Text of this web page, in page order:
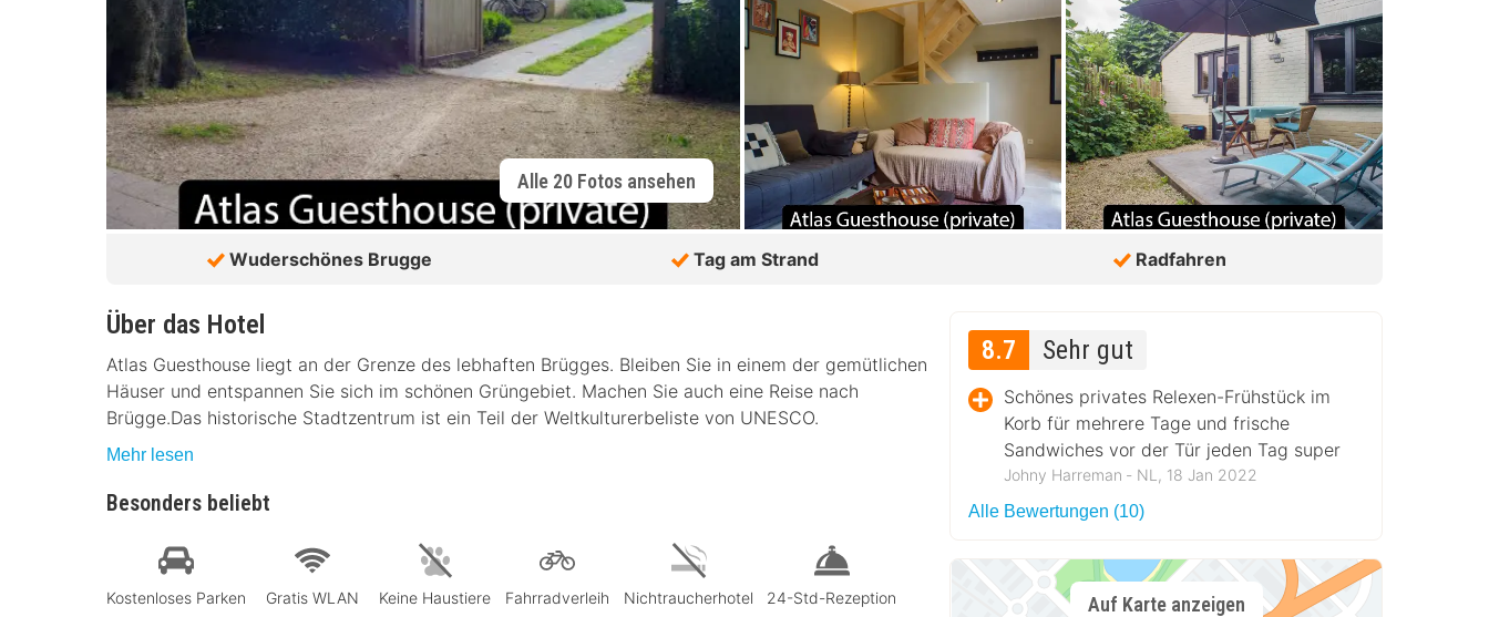
Alle 20 Fotos ansehen
Wuderschönes Brugge Tag am Strand Radfahren
Über das Hotel
Atlas Guesthouse liegt an der Grenze des lebhaften Brügges. Bleiben Sie in einem der gemütlichen
Häuser und entspannen Sie sich im schönen Grüngebiet. Machen Sie auch eine Reise nach
Brügge.Das historische Stadtzentrum ist ein Teil der Weltkulturerbeliste von UNESCO.
Mehr lesen
Besonders beliebt
Kostenloses Parken Gratis WLAN Keine Haustiere Fahrradverleih Nichtraucherhotel 24-Std-Rezeption
8.7 Sehr gut
Schönes privates Relexen-Frühstück im
Korb für mehrere Tage und frische
Sandwiches vor der Tür jeden Tag super
Johny Harreman ‐ NL, 18 Jan 2022
Alle Bewertungen (10)
Auf Karte anzeigen